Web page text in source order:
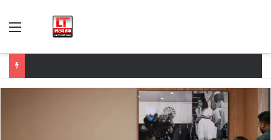
Menu